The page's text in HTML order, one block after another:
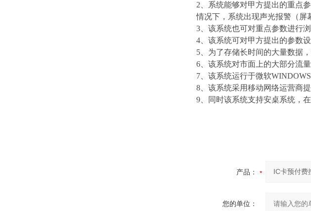
2、 系统能够对甲方提出的重点
情况下，系统出现声光报警（屏
3、 该系统也可对重点参数进行
4、 该系统可对甲方提出的参数
5、 为了存储长时间的大量数据
6、 该系统对市面上的大部分流
7、 该系统运行于微软
8、 该系统采用移动网络运营商
9、同时该系统支持安桌系统，
产品：
您的单位：